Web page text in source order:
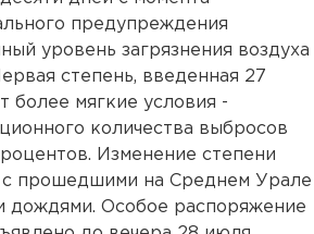
предупреждения
уровень загрязнения воздуха
степень, введенная 27
более мягкие условия -
количества выбросов
Изменение степени
с прошедшими на Среднем Урале
дождями. Особое распоряжение